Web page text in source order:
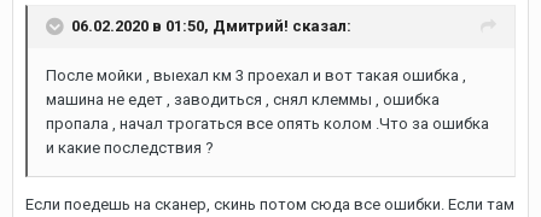
06.02.2020 в 01:50, Дмитрий! сказал:
После мойки , выехал км 3 проехал и вот такая ошибка ,
машина не едет , заводиться , снял клеммы , ошибка
пропала , начал трогаться все опять колом .Что за ошибка
и какие последствия ?
Если поедешь на сканер, скинь потом сюда все ошибки. Если там